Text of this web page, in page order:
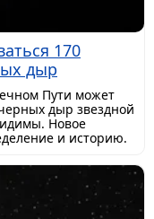
170
дыр
Пути может
дыр звездной
Новое
и историю.